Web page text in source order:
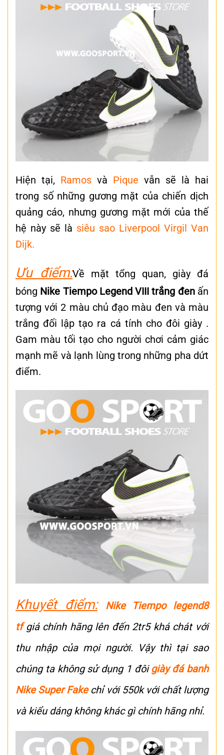
Hiện tại, Ramos và Pique vẫn sẽ là hai
trong số những gương mặt của chiến dịch
quảng cáo, nhưng gương mặt mới của thế
hệ này sẽ là siêu sao Liverpool Virgil Van
Dijk.
Ưu điểm:Về mặt tổng quan, giày đá
bóng Nike Tiempo Legend VIII trắng đenấn
tượng với 2 màu chủ đạo màu đen và màu
trắng đối lập tạo ra cá tính cho đôi giày .
Gam màu tối tạo cho người chơi cảm giác
mạnh mẽ và lạnh lùng trong những pha dứt
điểm.
Khuyết điểm:
Nike Tiempo legend8
tfgiá chính hãng lên đến 2tr5 khá chát với
thu nhập của mọi người. Vậy thì tại sao
chúng ta không sử dụng 1 đôi giày đá banh
Nike Super Fakechỉ với 550k với chất lượng
và kiểu dáng không khác gì chính hãng nhỉ.